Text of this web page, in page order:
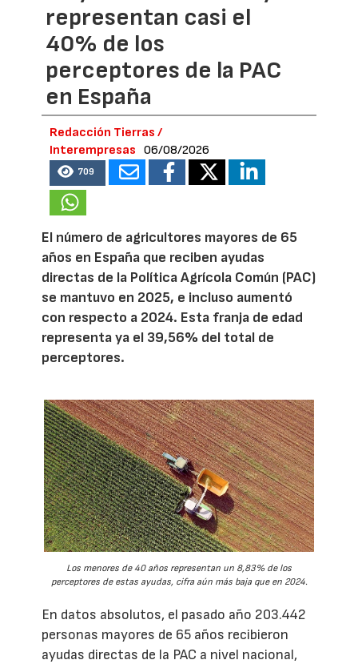
representan casi el
40% de los
perceptores de la PAC
en España
Redacción Tierras /
Interempresas
06/08/2026
709
El número de agricultores mayores de 65
años en España que reciben ayudas
directas de la Política Agrícola Común (PAC)
se mantuvo en 2025, e incluso aumentó
con respecto a 2024. Esta franja de edad
representa ya el 39,56% del total de
perceptores.
Los menores de 40 años representan un 8,83% de los
perceptores de estas ayudas, cifra aún más baja que en 2024.
En datos absolutos, el pasado año 203.442
personas mayores de 65 años recibieron
ayudas directas de la PAC a nivel nacional,